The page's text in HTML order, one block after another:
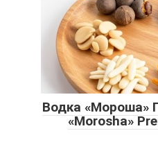
Водка «Мороша»
«Morosha»